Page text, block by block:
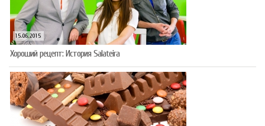
15.06.2015
Хороший рецепт: История Salateira